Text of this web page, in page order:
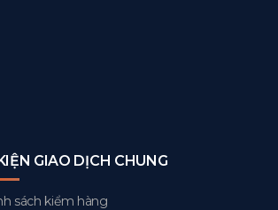
GIAO DỊCH CHUNG
sách kiểm hàng